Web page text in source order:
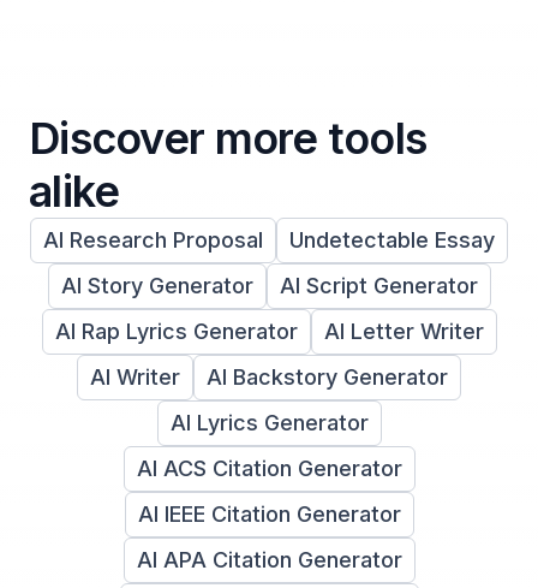
Discover more tools
alike
AI Research Proposal
Undetectable Essay
AI Story Generator
AI Script Generator
AI Rap Lyrics Generator
AI Letter Writer
AI Writer
AI Backstory Generator
AI Lyrics Generator
AI ACS Citation Generator
AI IEEE Citation Generator
AI APA Citation Generator